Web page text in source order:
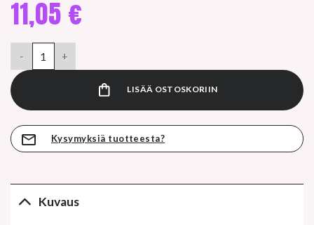
11,05 €
LISÄÄ OSTOSKORIIN
Kysymyksiä tuotteesta?
Kuvaus